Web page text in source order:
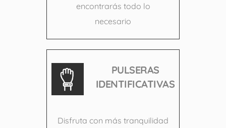
encontrarás todo lo
necesario
PULSERAS
IDENTIFICATIVAS
Disfruta con más tranquilidad